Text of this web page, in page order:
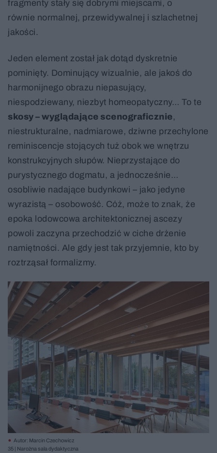
fragmenty stały się dobrymi miejscami, o
równie normalnej, przewidywalnej i szlachetnej
jakości.
Jeden element został jak dotąd dyskretnie
pominięty. Dominujący wizualnie, ale jakoś do
harmonijnego obrazu niepasujący,
niespodziewany, niezbyt homeopatyczny… To te
skosy – wyglądające scenograficznie ,
niestrukturalne, nadmiarowe, dziwne przechylone
reminiscencje stojących tuż obok we wnętrzu
konstrukcyjnych słupów. Nieprzystające do
purystycznego dogmatu, a jednocześnie…
osobliwie nadające budynkowi – jako jedyne
wyrazistą – osobowość. Cóż, może to znak, że
epoka lodowcowa architektonicznej ascezy
powoli zaczyna przechodzić w ciche drżenie
namiętności. Ale gdy jest tak przyjemnie, kto by
roztrząsał formalizmy.
Autor: Marcin Czechowicz
35 | Narożna sala dydaktyczna